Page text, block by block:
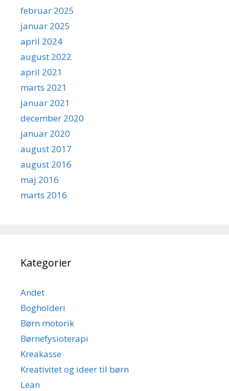
februar 2025
januar 2025
april 2024
august 2022
april 2021
marts 2021
januar 2021
december 2020
januar 2020
august 2017
august 2016
maj 2016
marts 2016
Kategorier
Andet
Bogholderi
Børn motorik
Børnefysioterapi
Kreakasse
Kreativitet og ideer til børn
Lean